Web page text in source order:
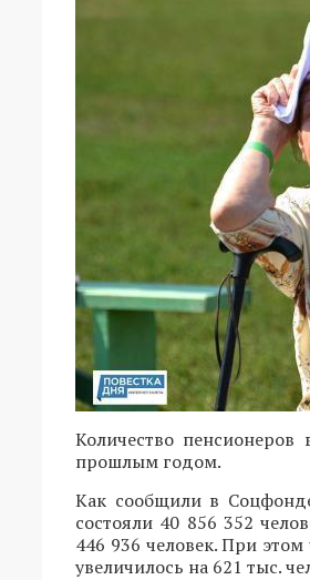
Количество
прошлым годом.
Как сообщили в
состояли 40 856 352
446 936 человек. При
увеличилось на 621 тыс.